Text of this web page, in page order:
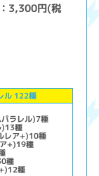
3,300円(税
ル 122種
ラレル)7種
)13種
レア+)10種
+)19種
種
種